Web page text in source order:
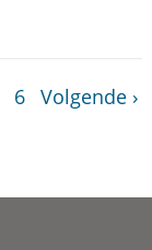
6 Volgende ›